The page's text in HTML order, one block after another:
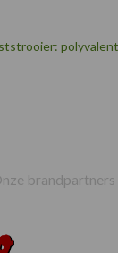
brandpartners